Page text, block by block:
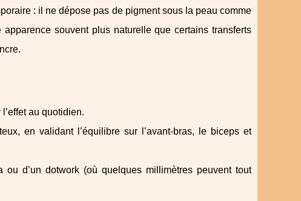
: il ne dépose pas de pigment sous la peau comme
apparence souvent plus naturelle que certains transferts
au quotidien.
en validant l’équilibre sur l’avant‑bras, le biceps et
ou d’un dotwork (où quelques millimètres peuvent tout